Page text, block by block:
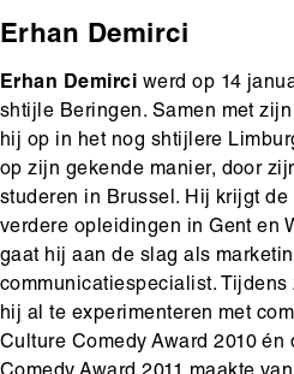
Erhan Demirci
Erhan Demirci werd op 14
shtijle Beringen. Samen met
hij op in het nog shtijlere
op zijn gekende manier, door
studeren in Brussel. Hij krijgt
verdere opleidingen in Gent en
gaat hij aan de slag als
communicatiespecialist.
hij al te experimenteren met
Culture Comedy Award 2010